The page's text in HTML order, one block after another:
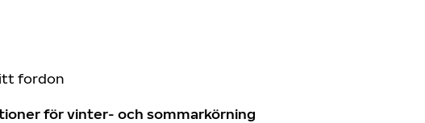
fordon
för vinter- och sommarkörning